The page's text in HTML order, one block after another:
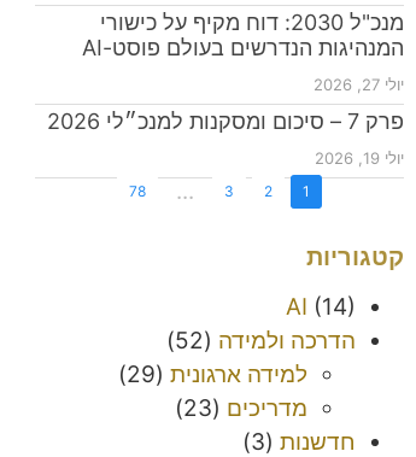
מנכ"ל 2030: דוח מקיף על כישורי
המנהיגות הנדרשים בעולם פוסט-AI
יולי 27, 2026
פרק 7 – סיכום ומסקנות למנכ״לי 2026
יולי 19, 2026
1
2
3
...
78
קטגוריות
AI (14)
הדרכה ולמידה (52)
למידה ארגונית (29)
מדריכים (23)
חדשנות (3)